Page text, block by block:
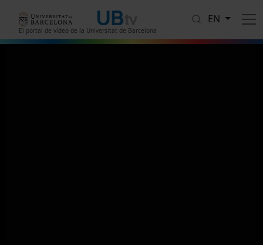
El portal de vídeo de la Universitat de Barcelona
EN